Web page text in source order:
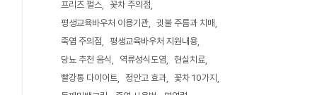
프리츠 펄스
꽃차 주의점
평생교육바우처 이용기관
귓불 주름과 치매
죽염 주의점
평생교육바우처 지원내용
당뇨 추천 음식
역류성식도염
현실치료
빨강통 다이어트
정안고 효과
꽃차 10가지